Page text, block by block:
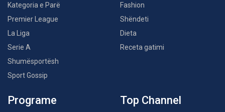
Kategoria e Parë
Premier League
La Liga
Serie A
Shumësportësh
Sport Gossip
Fashion
Shëndeti
Dieta
Receta gatimi
Programe Top Channel